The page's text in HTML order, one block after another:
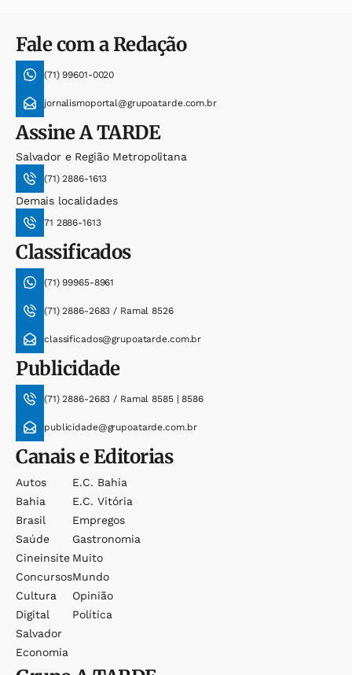
Fale com a Redação
(71) 99601-0020
jornalismoportal@grupoatarde.com.br
AssineA TARDE
Salvador e Região Metropolitana
(71) 2886-1613
Demais localidades
71 2886-1613
Classificados
(71) 99965-8961
(71) 2886-2683 / Ramal 8526
classificados@grupoatarde.com.br
Publicidade
(71) 2886-2683 / Ramal 8585 | 8586
publicidade@grupoatarde.com.br
Canais e Editorias
Autos
Bahia
Brasil
Saúde
Cineinsite
Concursos
Cultura
Digital
Salvador
Economia
E.c. Bahia
E.c. Vitória
Empregos
Gastronomia
Muito
Mundo
Opinião
Política